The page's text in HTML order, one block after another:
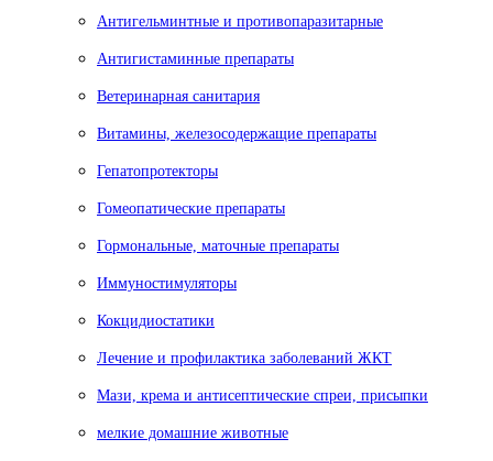
Антигельминтные и противопаразитарные
Антигистаминные препараты
Ветеринарная санитария
Витамины, железосодержащие препараты
Гепатопротекторы
Гомеопатические препараты
Гормональные, маточные препараты
Иммуностимуляторы
Кокцидиостатики
Лечение и профилактика заболеваний ЖКТ
Мази, крема и антисептические спреи, присыпки
мелкие домашние животные